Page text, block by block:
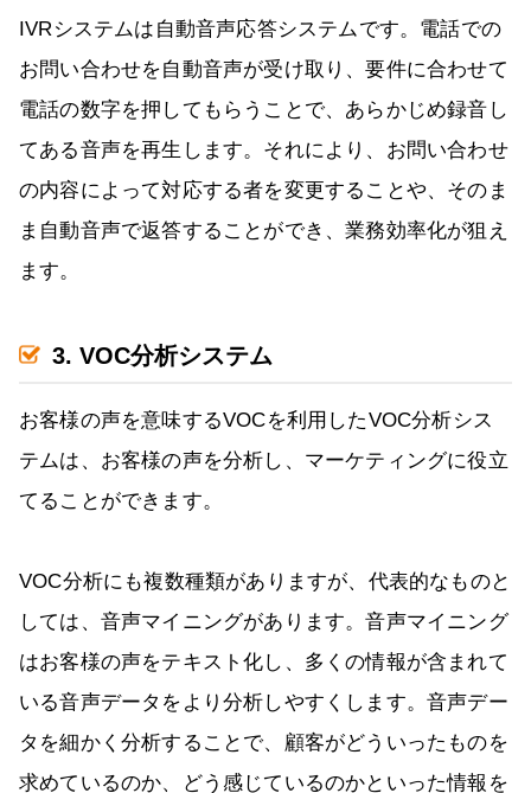
IVRシステムは自動音声応答システムです。電話での
お問い合わせを自動音声が受け取り、要件に合わせて
電話の数字を押してもらうことで、あらかじめ録音し
てある音声を再生します。それにより、お問い合わせ
の内容によって対応する者を変更することや、そのま
ま自動音声で返答することができ、業務効率化が狙え
ます。
3. VOC分析システム
お客様の声を意味するVOCを利用したVOC分析シス
テムは、お客様の声を分析し、マーケティングに役立
てることができます。
VOC分析にも複数種類がありますが、代表的なものと
しては、音声マイニングがあります。音声マイニング
はお客様の声をテキスト化し、多くの情報が含まれて
いる音声データをより分析しやすくします。音声デー
タを細かく分析することで、顧客がどういったものを
求めているのか、どう感じているのかといった情報を